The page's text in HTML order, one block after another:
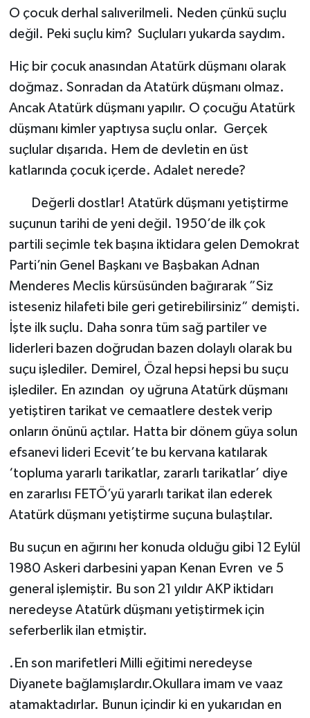
O çocuk derhal salıverilmeli. Neden çünkü suçlu
değil. Peki suçlu kim? Suçluları yukarda saydım.
Hiç bir çocuk anasından Atatürk düşmanı olarak
doğmaz. Sonradan da Atatürk düşmanı olmaz.
Ancak Atatürk düşmanı yapılır. O çocuğu Atatürk
düşmanı kimler yaptıysa suçlu onlar. Gerçek
suçlular dışarıda. Hem de devletin en üst
katlarında çocuk içerde. Adalet nerede?
​Değerli dostlar! Atatürk düşmanı yetiştirme
suçunun tarihi de yeni değil. 1950’de ilk çok
partili seçimle tek başına iktidara gelen Demokrat
Parti’nin Genel Başkanı ve Başbakan Adnan
Menderes Meclis kürsüsünden bağırarak ”Siz
isteseniz hilafeti bile geri getirebilirsiniz” demişti.
İşte ilk suçlu. Daha sonra tüm sağ partiler ve
liderleri bazen doğrudan bazen dolaylı olarak bu
suçu işlediler. Demirel, Özal hepsi hepsi bu suçu
işlediler. En azından oy uğruna Atatürk düşmanı
yetiştiren tarikat ve cemaatlere destek verip
onların önünü açtılar. Hatta bir dönem güya solun
efsanevi lideri Ecevit’te bu kervana katılarak
‘topluma yararlı tarikatlar, zararlı tarikatlar’ diye
en zararlısı FETÖ’yü yararlı tarikat ilan ederek
Atatürk düşmanı yetiştirme suçuna bulaştılar.
Bu suçun en ağırını her konuda olduğu gibi 12 Eylül
1980 Askeri darbesini yapan Kenan Evren ve 5
general işlemiştir. Bu son 21 yıldır AKP iktidarı
neredeyse Atatürk düşmanı yetiştirmek için
seferberlik ilan etmiştir.
.En son marifetleri Milli eğitimi neredeyse
Diyanete bağlamışlardır.Okullara imam ve vaaz
atamaktadırlar. Bunun içindir ki en yukarıdan en